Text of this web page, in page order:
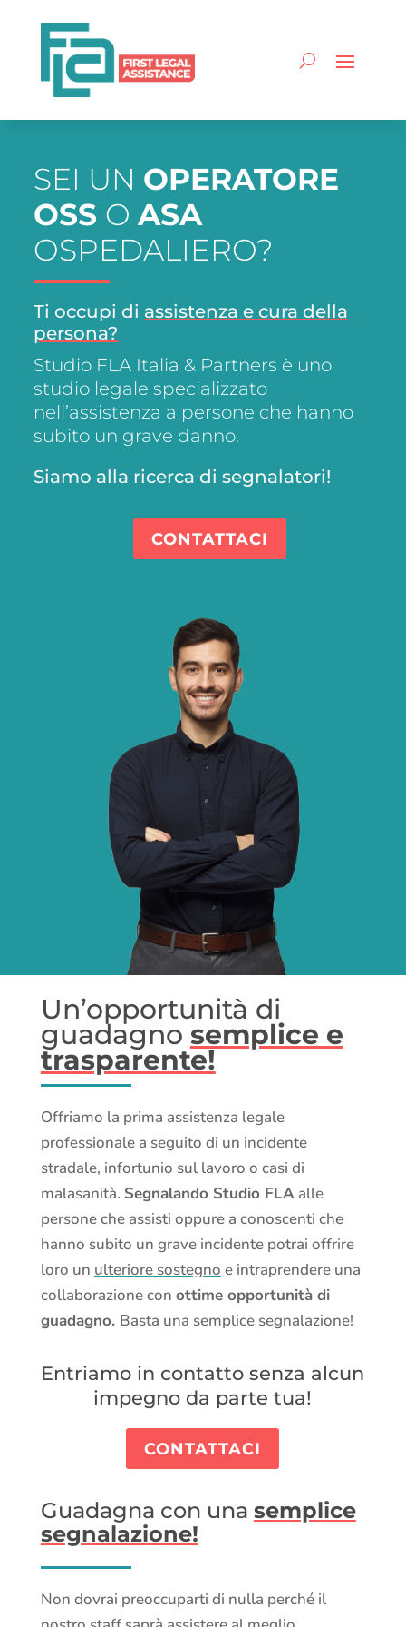
SEI UN OPERATORE
OSS OASA
OSPEDALIERO?
Ti occupi di assistenza e cura della
persona?
Studio FLA Italia & Partners è uno
studio legale specializzato
nell’assistenza a persone che hanno
subito un grave danno.
Siamo alla ricerca di segnalatori!
CONTATTACI
Un’opportunità di
guadagno semplice e
trasparente!
Offriamo la prima assistenza legale
professionale a seguito di un incidente
stradale, infortunio sul lavoro o casi di
malasanità. Segnalando Studio FLA alle
persone che assisti oppure a conoscenti che
hanno subito un grave incidente potrai offrire
loro un ulteriore sostegno e intraprendere una
collaborazione con ottime opportunità di
guadagno. Basta una semplice segnalazione!
Entriamo in contatto senza alcun
impegno da parte tua!
CONTATTACI
Guadagna con una semplice
segnalazione!
Non dovrai preoccuparti di nulla perché il